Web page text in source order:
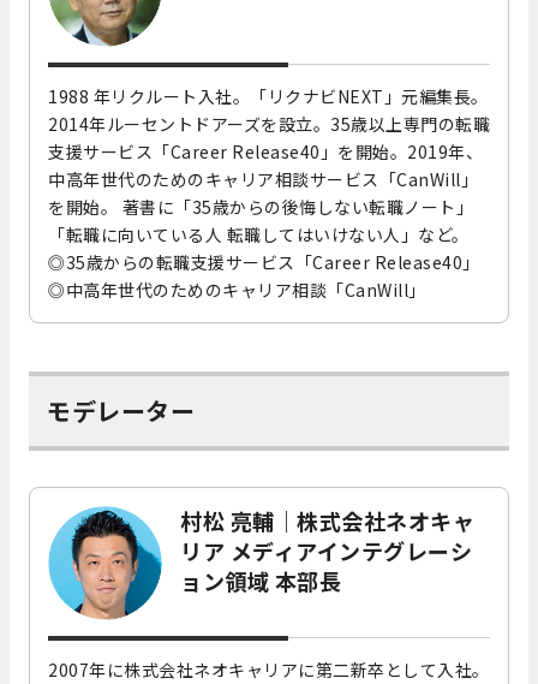
1988 年リクルート入社。「リクナビNEXT」元編集長。
2014年ルーセントドアーズを設立。35歳以上専門の転職
支援サービス「Career Release40」を開始。2019年、
中高年世代のためのキャリア相談サービス「CanWill」
を開始。 著書に「35歳からの後悔しない転職ノート」
「転職に向いている人 転職してはいけない人」など。
◎35歳からの転職支援サービス「Career Release40」
◎中高年世代のためのキャリア相談「CanWill」
モデレーター
村松 亮輔 ｜ 株式会社ネオキャ
リア メディアインテグレーシ
ョン領域 本部長
2007年に株式会社ネオキャリアに第二新卒として入社。